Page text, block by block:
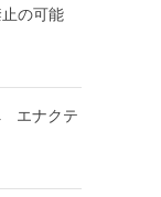
の可能
エナクテ